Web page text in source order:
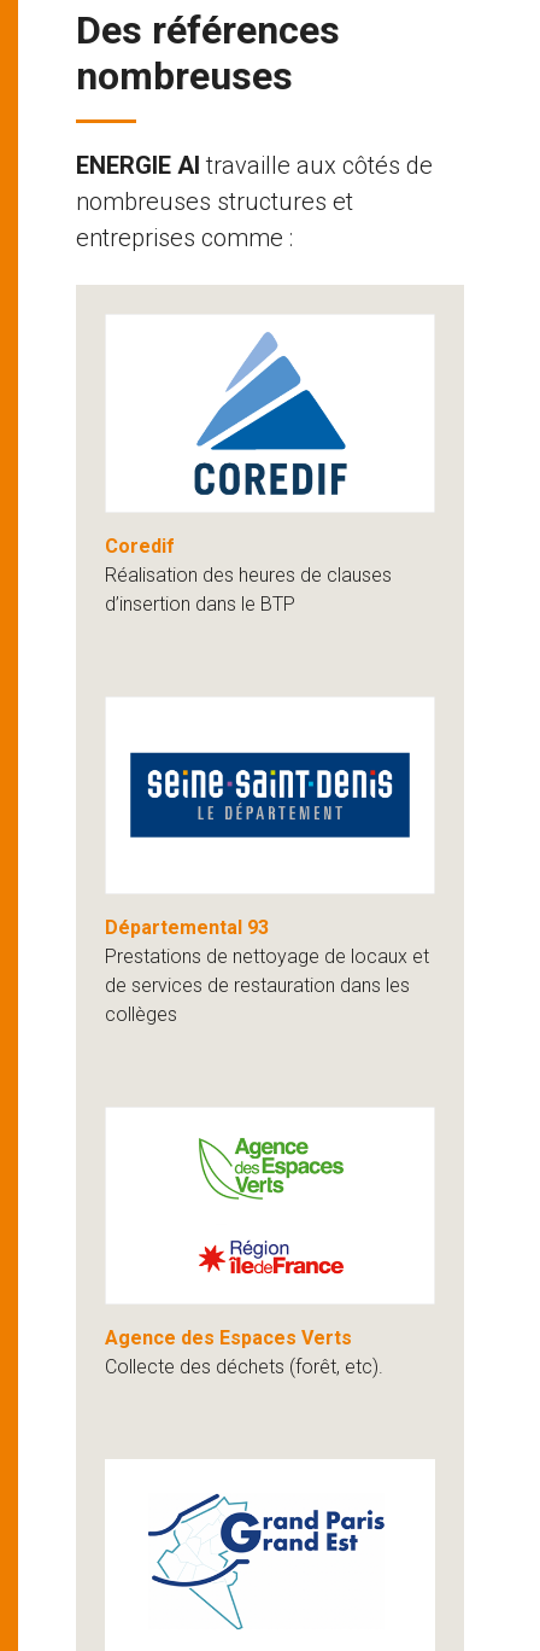
Des références
nombreuses
ENERGIE AI travaille aux côtés de
nombreuses structures et
entreprises comme :
Coredif
Réalisation des heures de clauses
d’insertion dans le BTP
Départemental 93
Prestations de nettoyage de locaux et
de services de restauration dans les
collèges
Agence des Espaces Verts
Collecte des déchets (forêt, etc).